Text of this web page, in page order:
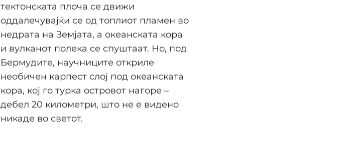
тектонската плоча се движи
оддалечувајќи се од топлиот пламен во
недрата на Земјата, а океанската кора
и вулканот полека се спуштаат. Но, под
Бермудите, научниците откриле
необичен карпест слој под океанската
кора, кој го турка островот нагоре –
дебел 20 километри, што не е видено
никаде во светот.